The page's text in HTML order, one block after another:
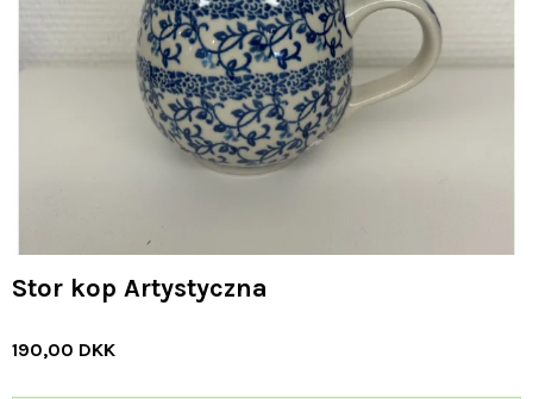
Stor kop Artystyczna
190,00 DKK